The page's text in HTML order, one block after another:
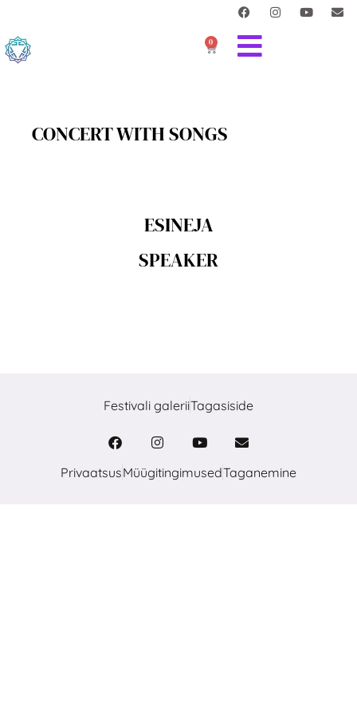
0
CONCERT WITH SONGS
ESINEJA
SPEAKER
Festivali galeriiTagasiside
PrivaatsusMüügitingimusedTaganemine